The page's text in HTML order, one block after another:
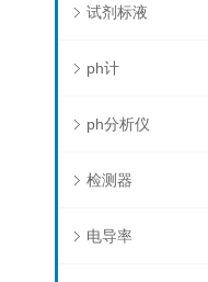
试剂标液
ph计
ph分析仪
检测器
电导率